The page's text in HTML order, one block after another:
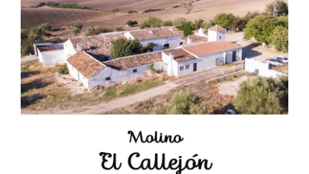
El Frente Popular. Ubrique, febrero-julio 1936
Juntar las letras. La alfabetización en el campo: del
afán de saber a la autogestión
Historia y vivencias del poblado de Los Hurones